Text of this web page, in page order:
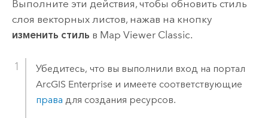
Выполните эти действия, чтобы обновить стиль
слоя векторных листов, нажав на кнопку
изменить стиль в Map Viewer Classic.
Убедитесь, что вы выполнили вход на портал
ArcGIS Enterpriseи имеете соответствующие
права для создания ресурсов.